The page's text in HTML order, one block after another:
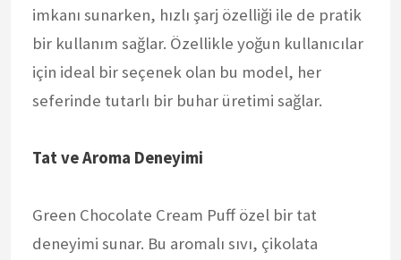
imkanı sunarken, hızlı şarj özelliği ile de pratik
bir kullanım sağlar. Özellikle yoğun kullanıcılar
için ideal bir seçenek olan bu model, her
seferinde tutarlı bir buhar üretimi sağlar.
Tat ve Aroma Deneyimi
Green Chocolate Cream Puff özel bir tat
deneyimi sunar. Bu aromalı sıvı, çikolata